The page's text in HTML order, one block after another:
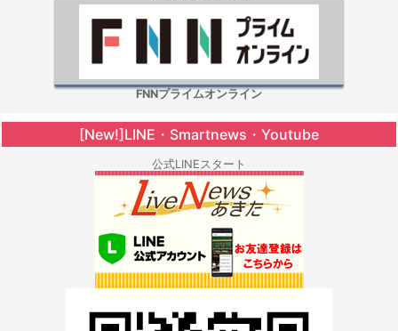
FNNプライムオンライン
[New!]LINE・Smartnews・Youtube
公式LINEスタート